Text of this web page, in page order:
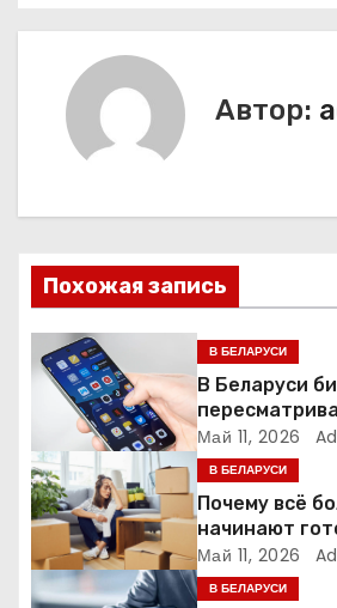
в
ц
и
я
п
з
а
п
Автор:
Похожая запись
В БЕЛАРУСИ
В Беларуси
маркетингу и
Май 11, 2026
В БЕЛАРУСИ
Почему всё
начинают
переезду
Май 11, 2026
В БЕЛАРУСИ